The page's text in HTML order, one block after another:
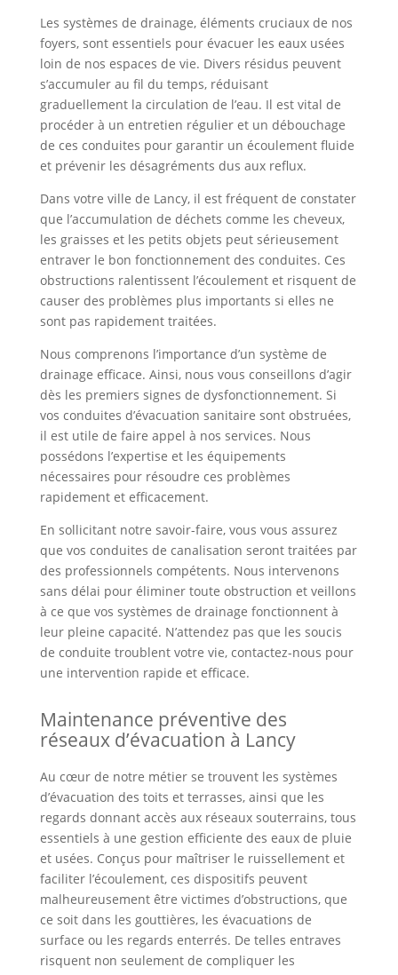
Les systèmes de drainage, éléments cruciaux de nos
foyers, sont essentiels pour évacuer les eaux usées
loin de nos espaces de vie. Divers résidus peuvent
s’accumuler au fil du temps, réduisant
graduellement la circulation de l’eau. Il est vital de
procéder à un entretien régulier et un débouchage
de ces conduites pour garantir un écoulement fluide
et prévenir les désagréments dus aux reflux.
Dans votre ville de Lancy, il est fréquent de constater
que l’accumulation de déchets comme les cheveux,
les graisses et les petits objets peut sérieusement
entraver le bon fonctionnement des conduites. Ces
obstructions ralentissent l’écoulement et risquent de
causer des problèmes plus importants si elles ne
sont pas rapidement traitées.
Nous comprenons l’importance d’un système de
drainage efficace. Ainsi, nous vous conseillons d’agir
dès les premiers signes de dysfonctionnement. Si
vos conduites d’évacuation sanitaire sont obstruées,
il est utile de faire appel à nos services. Nous
possédons l’expertise et les équipements
nécessaires pour résoudre ces problèmes
rapidement et efficacement.
En sollicitant notre savoir-faire, vous vous assurez
que vos conduites de canalisation seront traitées par
des professionnels compétents. Nous intervenons
sans délai pour éliminer toute obstruction et veillons
à ce que vos systèmes de drainage fonctionnent à
leur pleine capacité. N’attendez pas que les soucis
de conduite troublent votre vie, contactez-nous pour
une intervention rapide et efficace.
Maintenance préventive des
réseaux d’évacuation à Lancy
Au cœur de notre métier se trouvent les systèmes
d’évacuation des toits et terrasses, ainsi que les
regards donnant accès aux réseaux souterrains, tous
essentiels à une gestion efficiente des eaux de pluie
et usées. Conçus pour maîtriser le ruissellement et
faciliter l’écoulement, ces dispositifs peuvent
malheureusement être victimes d’obstructions, que
ce soit dans les gouttières, les évacuations de
surface ou les regards enterrés. De telles entraves
risquent non seulement de compliquer les